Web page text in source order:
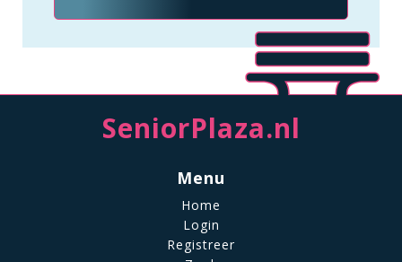
SeniorPlaza.nl
Menu
Home
Login
Registreer